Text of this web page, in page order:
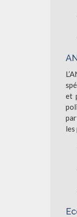
et
les